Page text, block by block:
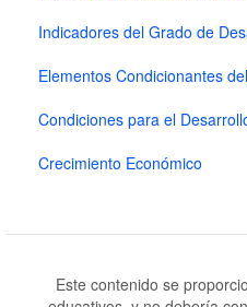
Indicadores del Grado de
Elementos Condicionantes
Condiciones para el
Crecimiento Económico
Este contenido se